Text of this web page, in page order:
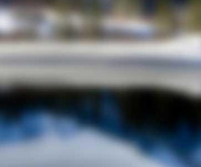
gouvernement
du
Canada